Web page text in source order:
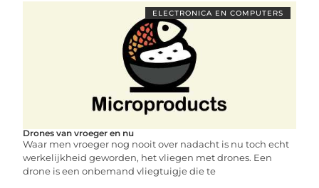
ELECTRONICA EN COMPUTERS
Drones van vroeger en nu
Waar men vroeger nog nooit over nadacht is nu toch echt
werkelijkheid geworden, het vliegen met drones. Een
drone is een onbemand vliegtuigje die te